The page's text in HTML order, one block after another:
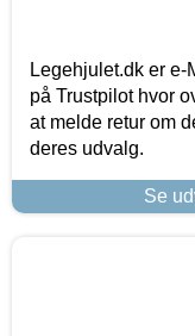
Legehjulet.dk er
på Trustpilot hvor
at melde retur om
deres udvalg.
Se